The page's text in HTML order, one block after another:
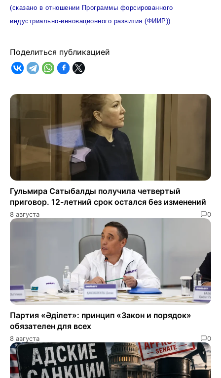
(сказано в отношении Программы форсированного
индустриально-инновационного развития (ФИИР)).
Поделиться публикацией
Гульмира Сатыбалды получила четвертый
приговор. 12-летний срок остался без изменений
8 августа 0
Партия «Әділет»: принцип «Закон и порядок»
обязателен для всех
8 августа 0